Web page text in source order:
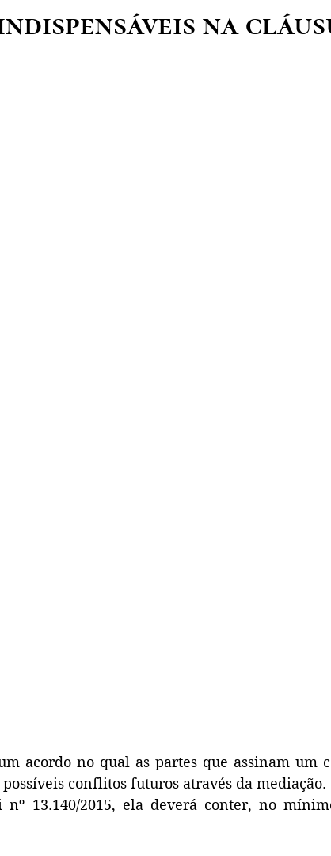
na
acordo no qual as partes que assinam um
conflitos futuros através da mediação.
13.140/2015, ela deverá conter, no